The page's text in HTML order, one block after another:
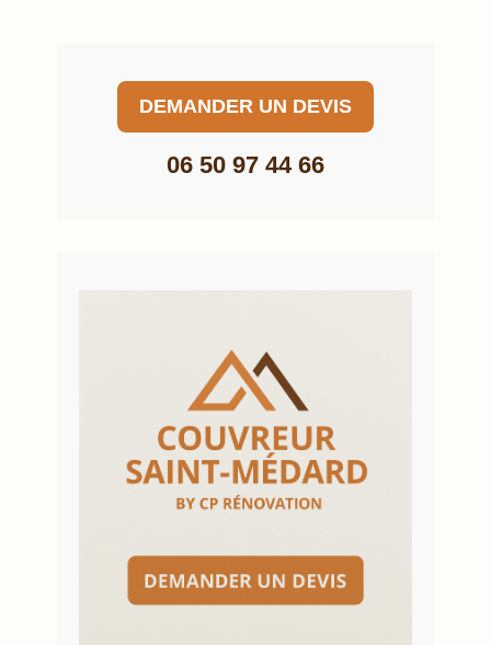
DEMANDER UN DEVIS
06 50 97 44 66